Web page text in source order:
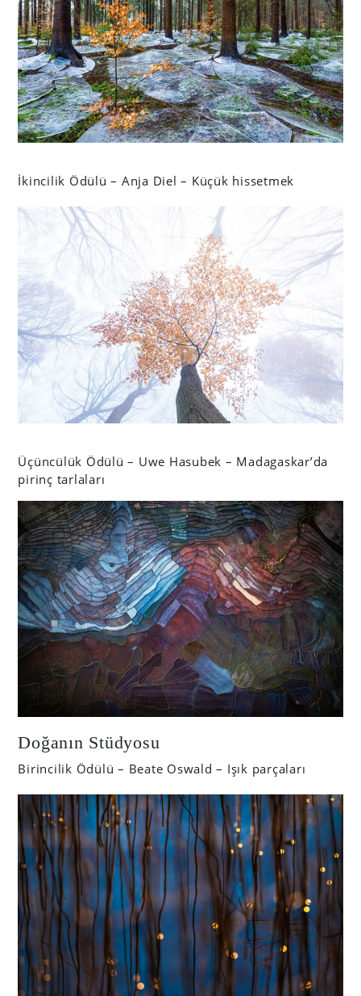
İkincilik Ödülü – Anja Diel – Küçük hissetmek
Üçüncülük Ödülü – Uwe Hasubek – Madagaskar’da
pirinç tarlaları
Doğanın Stüdyosu
Birincilik Ödülü – Beate Oswald – Işık parçaları